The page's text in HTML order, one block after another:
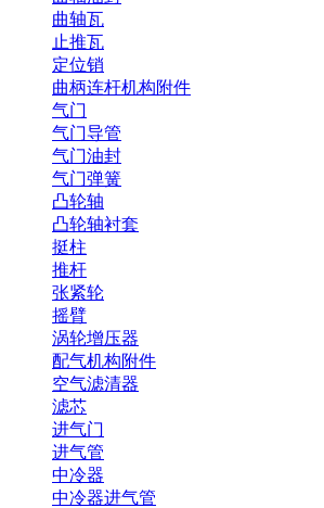
曲轴瓦
止推瓦
定位销
曲柄连杆机构附件
气门
气门导管
气门油封
气门弹簧
凸轮轴
凸轮轴衬套
挺柱
推杆
张紧轮
摇臂
涡轮增压器
配气机构附件
空气滤清器
滤芯
进气门
进气管
中冷器
中冷器进气管